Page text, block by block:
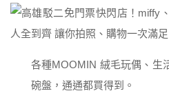
各種MOOMIN 絨毛玩偶、生
碗盤，通通都買得到。